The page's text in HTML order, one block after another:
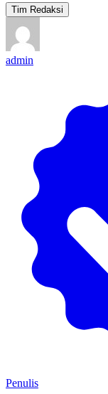
Tim Redaksi
admin
Penulis